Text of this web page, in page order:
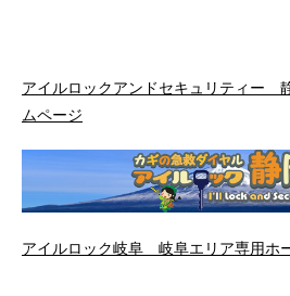
アイルロックアンドセキュリティー
ムページ
アイルロック岐阜 岐阜エリア専用ホ